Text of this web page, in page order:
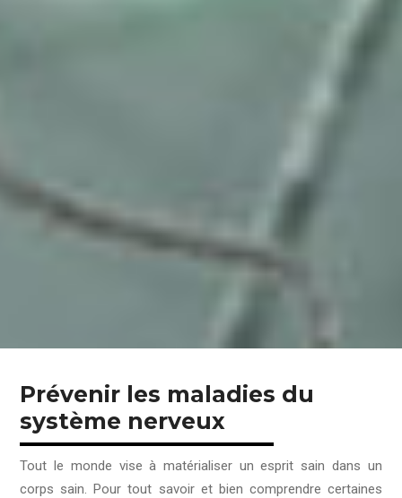
Prévenir les maladies du
système nerveux
Tout le monde vise à matérialiser un esprit sain dans un
corps sain. Pour tout savoir et bien comprendre certaines